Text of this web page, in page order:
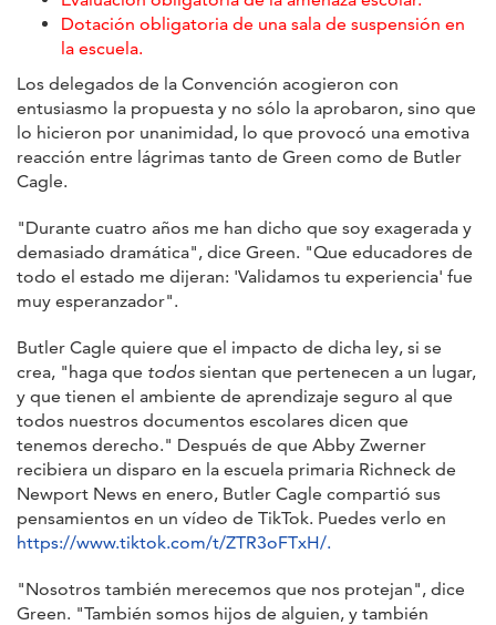
Dotación obligatoria de una sala de suspensión en
la escuela.
Los delegados de la Convención acogieron con
entusiasmo la propuesta y no sólo la aprobaron, sino que
lo hicieron por unanimidad, lo que provocó una emotiva
reacción entre lágrimas tanto de Green como de Butler
Cagle.
"Durante cuatro años me han dicho que soy exagerada y
demasiado dramática", dice Green. "Que educadores de
todo el estado me dijeran: 'Validamos tu experiencia' fue
muy esperanzador".
Butler Cagle quiere que el impacto de dicha ley, si se
crea, "haga que todos sientan que pertenecen a un lugar,
y que tienen el ambiente de aprendizaje seguro al que
todos nuestros documentos escolares dicen que
tenemos derecho." Después de que Abby Zwerner
recibiera un disparo en la escuela primaria Richneck de
Newport News en enero, Butler Cagle compartió sus
pensamientos en un vídeo de TikTok. Puedes verlo en
https://www.tiktok.com/t/ZTR3oFTxH/.
"Nosotros también merecemos que nos protejan", dice
Green. "También somos hijos de alguien, y también